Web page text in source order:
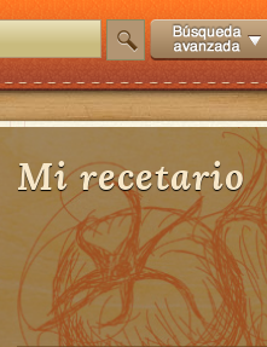
Mi recetario